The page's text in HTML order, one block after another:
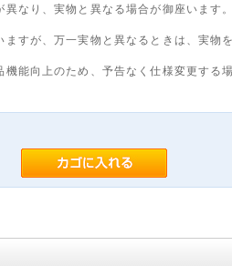
異なり、実物と異なる場合が御座います
ますが、万一実物と異なるときは、実物
機能向上のため、予告なく仕様変更する